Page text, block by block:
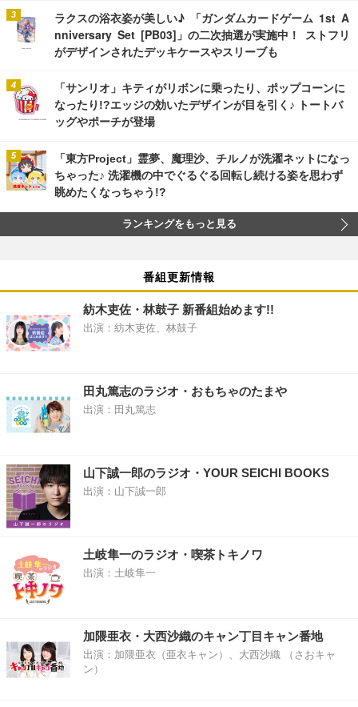
ラクスの浴衣姿が美しい♪ 「ガンダムカードゲーム 1st A
nniversary Set [PB03]」の二次抽選が実施中！ ストフリ
がデザインされたデッキケースやスリーブも
「サンリオ」キティがリボンに乗ったり、ポップコーンに
なったり!?エッジの効いたデザインが目を引く♪ トートバ
ッグやポーチが登場
「東方Project」霊夢、魔理沙、チルノが洗濯ネットになっ
ちゃった♪ 洗濯機の中でぐるぐる回転し続ける姿を思わず
眺めたくなっちゃう!?
ランキングをもっと見る
番組更新情報
紡木吏佐・林鼓子 新番組始めます!!
出演：紡木吏佐、林鼓子
田丸篤志のラジオ・おもちゃのたまや
出演：田丸篤志
山下誠一郎のラジオ・YOUR SEICHI BOOKS
出演：山下誠一郎
土岐隼一のラジオ・喫茶トキノワ
出演：土岐隼一
加隈亜衣・大西沙織のキャン丁目キャン番地
出演：加隈亜衣（亜衣キャン）、大西沙織 （さおキャ
ン）